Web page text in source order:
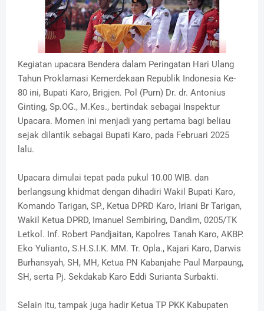
Kegiatan upacara Bendera dalam Peringatan Hari Ulang
Tahun Proklamasi Kemerdekaan Republik Indonesia Ke-
80 ini, Bupati Karo, Brigjen. Pol (Purn) Dr. dr. Antonius
Ginting, Sp.OG., M.Kes., bertindak sebagai Inspektur
Upacara. Momen ini menjadi yang pertama bagi beliau
sejak dilantik sebagai Bupati Karo, pada Februari 2025
lalu.
Upacara dimulai tepat pada pukul 10.00 WIB. dan
berlangsung khidmat dengan dihadiri Wakil Bupati Karo,
Komando Tarigan, SP., Ketua DPRD Karo, Iriani Br Tarigan,
Wakil Ketua DPRD, Imanuel Sembiring, Dandim, 0205/TK
Letkol. Inf. Robert Pandjaitan, Kapolres Tanah Karo, AKBP.
Eko Yulianto, S.H.S.I.K. MM. Tr. Opla., Kajari Karo, Darwis
Burhansyah, SH, MH, Ketua PN Kabanjahe Paul Marpaung,
SH, serta Pj. Sekdakab Karo Eddi Surianta Surbakti.
Selain itu, tampak juga hadir Ketua TP PKK Kabupaten